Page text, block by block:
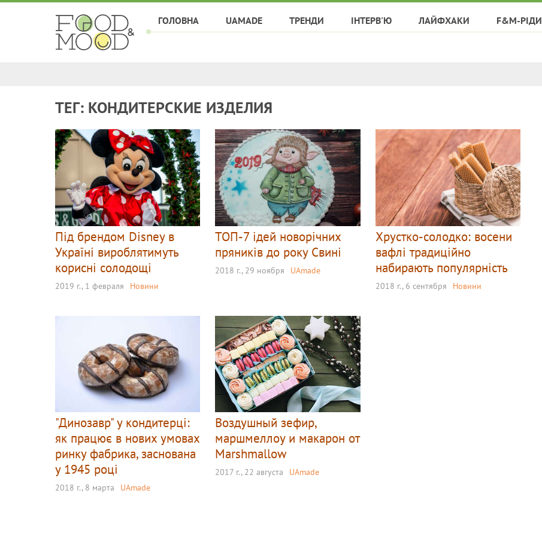
ГОЛОВНА UAMADE ТРЕНДИ ІНТЕРВ'Ю ЛАЙФХАКИ F&M-РІДИ
ТЕГ: КОНДИТЕРСКИЕ ИЗДЕЛИЯ
Під брендом Disney в
Україні вироблятимуть
корисні солодощі
2019 г., 1 февраля Новини
ТОП-7 ідей новорічних
пряників до року Свині
2018 г., 29 ноября UAmade
Хрустко-солодко: восени
вафлі традиційно
набирають популярність
2018 г., 6 сентября Новини
"Динозавр" у кондитерці:
як працює в нових умовах
ринку фабрика, заснована
у 1945 році
2018 г., 8 марта UAmade
Воздушный зефир,
маршмеллоу и макарон от
Marshmallow
2017 г., 22 августа UAmade